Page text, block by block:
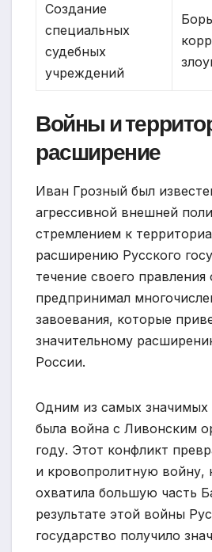
Создание
специальных
судебных
учреждений
Войны и
расширение
Иван Грозный был
агрессивной внешней
стремлением к
расширению Русского
течение своего правления
предпринимал
завоевания, которые
значительному
России.
Одним из самых значимых
была война с Ливонским
году. Этот конфликт
и кровопролитную войну,
охватила большую часть
результате этой войны
государство получило